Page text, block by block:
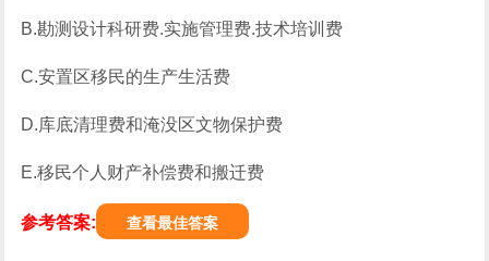
B.勘测设计科研费.实施管理费.技术培训费
C.安置区移民的生产生活费
D.库底清理费和淹没区文物保护费
E.移民个人财产补偿费和搬迁费
参考答案: 查看最佳答案